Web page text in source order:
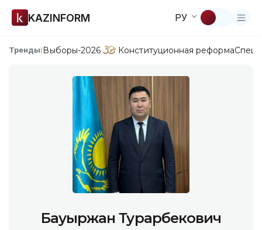
KAZINFORM РУ
Тренды:Выборы-2026 Конституционная реформа
Бауыржан Турарбекович